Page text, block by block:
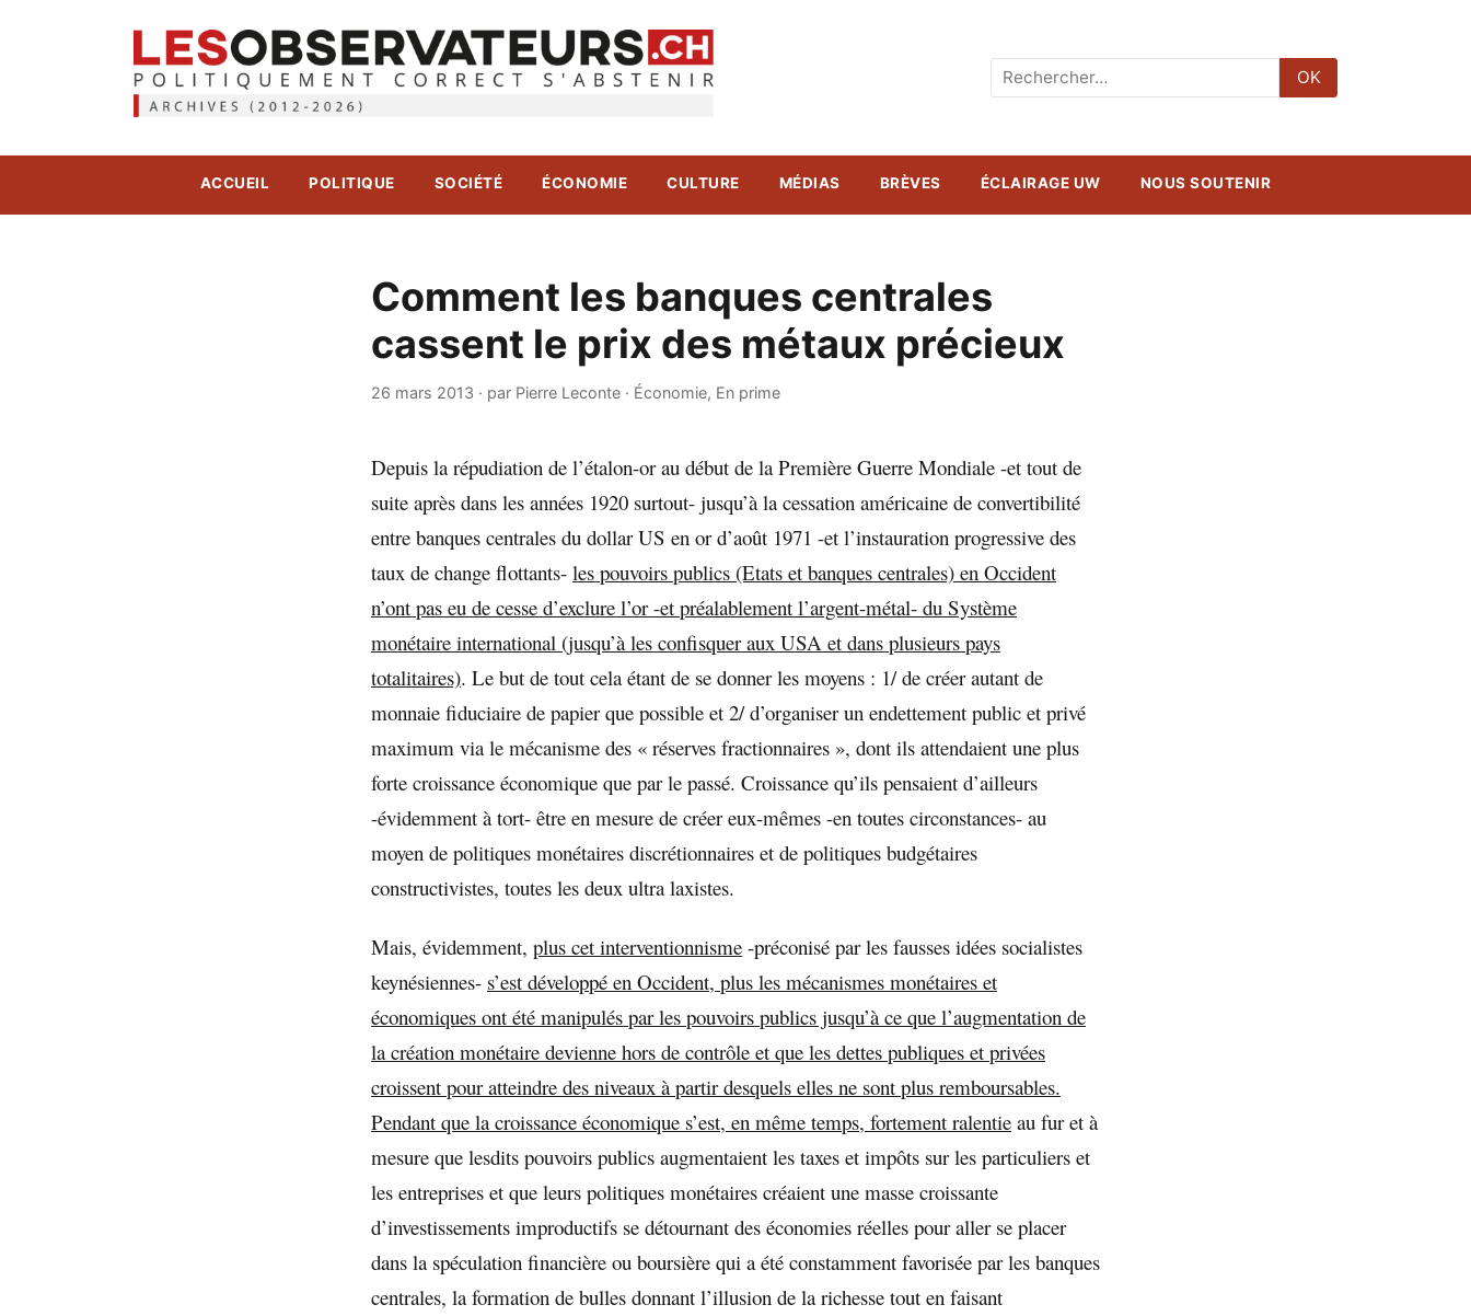
Rechercher
:
OK
ACCUEIL POLITIQUE SOCIÉTÉ ÉCONOMIE CULTURE MÉDIAS BRÈVES ÉCLAIRAGE UW NOUS SOUTENIR
Comment les banques centrales
cassent le prix des métaux précieux
26 mars 2013 · par Pierre Leconte · Économie, En prime
Depuis la répudiation de l’étalon-or au début de la Première Guerre Mondiale -et tout de
suite après dans les années 1920 surtout- jusqu’à la cessation américaine de convertibilité
entre banques centrales du dollar US en or d’août 1971 -et l’instauration progressive des
taux de change flottants- les pouvoirs publics (Etats et banques centrales) en Occident
n’ont pas eu de cesse d’exclure l’or -et préalablement l’argent-métal- du Système
monétaire international (jusqu’à les confisquer aux USA et dans plusieurs pays
totalitaires). Le but de tout cela étant de se donner les moyens : 1/ de créer autant de
monnaie fiduciaire de papier que possible et 2/ d’organiser un endettement public et privé
maximum via le mécanisme des « réserves fractionnaires », dont ils attendaient une plus
forte croissance économique que par le passé. Croissance qu’ils pensaient d’ailleurs
-évidemment à tort- être en mesure de créer eux-mêmes -en toutes circonstances- au
moyen de politiques monétaires discrétionnaires et de politiques budgétaires
constructivistes, toutes les deux ultra laxistes.
Mais, évidemment, plus cet interventionnisme -préconisé par les fausses idées socialistes
keynésiennes- s’est développé en Occident, plus les mécanismes monétaires et
économiques ont été manipulés par les pouvoirs publics jusqu’à ce que l’augmentation de
la création monétaire devienne hors de contrôle et que les dettes publiques et privées
croissent pour atteindre des niveaux à partir desquels elles ne sont plus remboursables.
Pendant que la croissance économique s’est, en même temps, fortement ralentie au fur et à
mesure que lesdits pouvoirs publics augmentaient les taxes et impôts sur les particuliers et
les entreprises et que leurs politiques monétaires créaient une masse croissante
d’investissements improductifs se détournant des économies réelles pour aller se placer
dans la spéculation financière ou boursière qui a été constamment favorisée par les banques
centrales, la formation de bulles donnant l’illusion de la richesse tout en faisant